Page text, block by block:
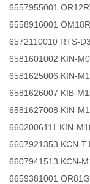
6557955001
6558916001
6572110010 RTS-
6581601002 KIN-
6581625006 KIN-
6581626007 KIB-
6581627008 KIN-
6602006111 KIN-
6607921353 KCN-
6607941513 KCN-
6659381001